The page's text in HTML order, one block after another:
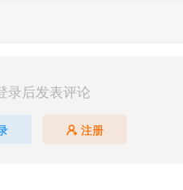
录后发表评论
注册